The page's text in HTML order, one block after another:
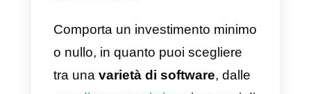
adeguatamente, per
migliorare l’esperienza
degli utenti